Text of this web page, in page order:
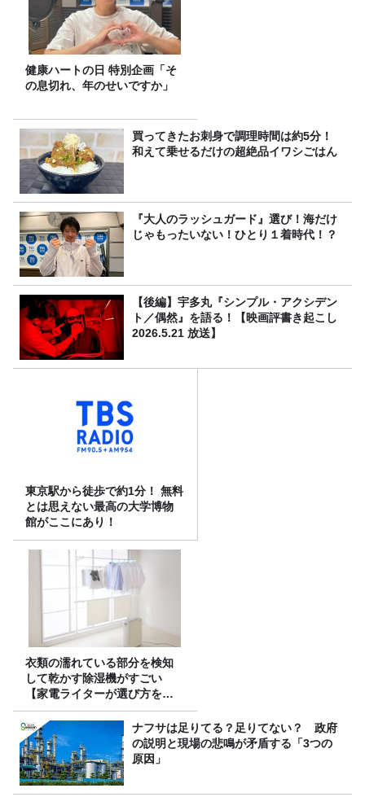
健康ハートの日 特別企画「そ
の息切れ、年のせいですか」
買ってきたお刺身で調理時間は約5分！
和えて乗せるだけの超絶品イワシごはん
『大人のラッシュガード』選び！海だけ
じゃもったいない！ひとり１着時代！？
【後編】宇多丸『シンプル・アクシデン
ト／偶然』を語る！【映画評書き起こし
2026.5.21 放送】
東京駅から徒歩で約1分！ 無料
とは思えない最高の大学博物
館がここにあり！
衣類の濡れている部分を検知
して乾かす除湿機がすごい
【家電ライターが選び方を解
説】
ナフサは足りてる？足りてない？ 政府
の説明と現場の悲鳴が矛盾する「3つの
原因」